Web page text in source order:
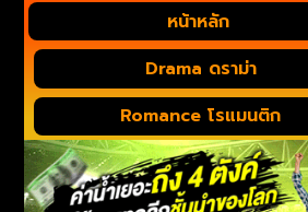
หน้าหลัก
Drama ดราม่า
Romance โรแมนติก